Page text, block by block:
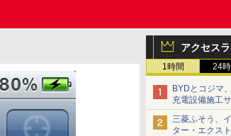
アクセス
1時間 24
BYDとコジマ
充電設備施工
車の展示・試
三菱ふそう、
ター・エクス